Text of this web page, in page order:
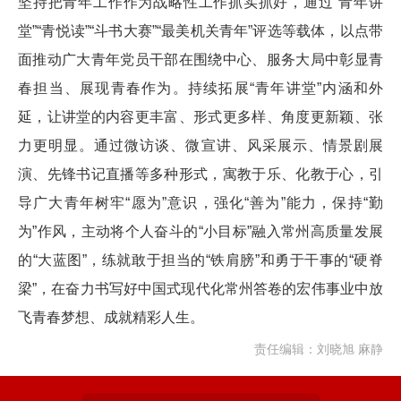
堂”“青悦读”“斗书大赛”“最美机关青年”评选等载体，以点带
面推动广大青年党员干部在围绕中心、服务大局中彰显青
春担当、展现青春作为。持续拓展“青年讲堂”内涵和外
延，让讲堂的内容更丰富、形式更多样、角度更新颖、张
力更明显。通过微访谈、微宣讲、风采展示、情景剧展
演、先锋书记直播等多种形式，寓教于乐、化教于心，引
导广大青年树牢“愿为”意识，强化“善为”能力，保持“勤
为”作风，主动将个人奋斗的“小目标”融入常州高质量发展
的“大蓝图”，练就敢于担当的“铁肩膀”和勇于干事的“硬脊
梁”，在奋力书写好中国式现代化常州答卷的宏伟事业中放
飞青春梦想、成就精彩人生。
责任编辑：刘晓旭 麻静